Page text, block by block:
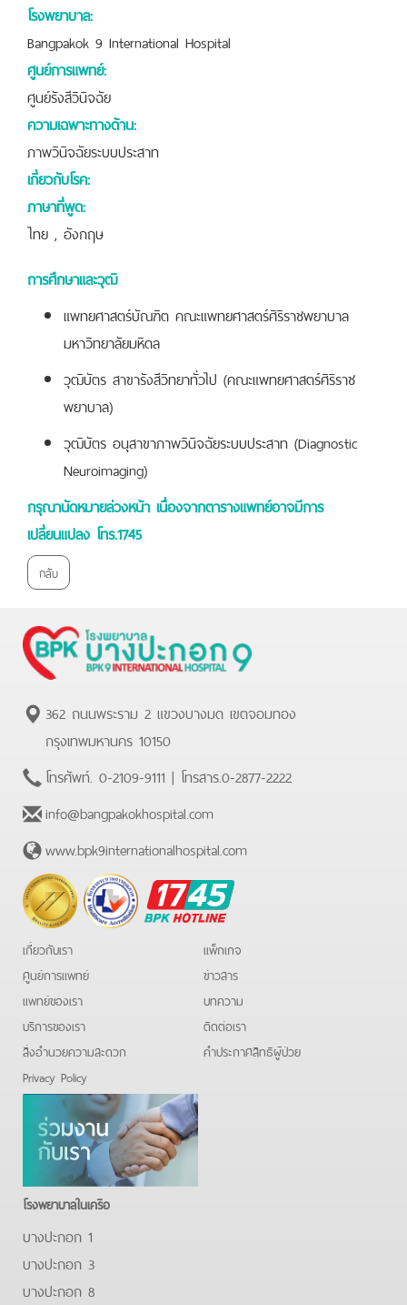
โรงพยาบาล:
Bangpakok 9 International Hospital
ศูนย์การแพทย์:
ศูนย์รังสีวินิจฉัย
ความเฉพาะทางด้าน:
ภาพวินิจฉัยระบบประสาท
เกี่ยวกับโรค:
ภาษาที่พูด:
ไทย , อังกฤษ
การศึกษาและวุฒิ
แพทยศาสตร์บัณฑิต คณะแพทยศาสตร์ศิริราชพยาบาล
มหาวิทยาลัยมหิดล
วุฒิบัตร สาขารังสีวิทยาทั่วไป (คณะแพทยศาสตร์ศิริราช
พยาบาล)
วุฒิบัตร อนุสาขาภาพวินิจฉัยระบบประสาท (Diagnostic
Neuroimaging)
กรุณานัดหมายล่วงหน้า เนื่องจากตารางแพทย์อาจมีการ
เปลี่ยนแปลง โทร.1745
กลับ
362 ถนนพระราม 2 แขวงบางมด เขตจอมทอง
กรุงเทพมหานคร 10150
โทรศัพท์. 0-2109-9111 | โทรสาร.0-2877-2222
info@bangpakokhospital.com
www.bpk9internationalhospital.com
BPK
Hotline
เกี่ยวกับเรา
ศูนย์การแพทย์
แพทย์ของเรา
บริการของเรา
สิ่งอำนวยความสะดวก
Privacy Policy
แพ็กเกจ
ข่าวสาร
บทความ
ติดต่อเรา
คําประกาศสิทธิผู้ป่วย
โรงพยาบาลในเครือ
บางปะกอก 1
บางปะกอก 3
บางปะกอก 8